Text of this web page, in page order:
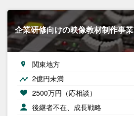
企業研修向けの映像教材制作事業
関東地方
2億円未満
2500万円（応相談）
後継者不在、成長戦略